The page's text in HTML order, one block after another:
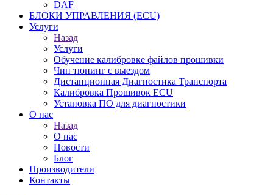
DAF
БЛОКИ УПРАВЛЕНИЯ (ECU)
Услуги
Назад
Услуги
Обучение калибровке файлов прошивки
Чип тюнинг с выездом
Дистанционная Диагностика Транспорта
Калибровка Прошивок ECU
Установка ПО для диагностики
О нас
Назад
О нас
Новости
Блог
Производители
Контакты